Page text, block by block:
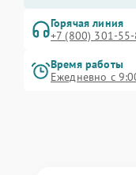
Горячая линия
+7 (800) 301-
Время работы
Ежедневно с